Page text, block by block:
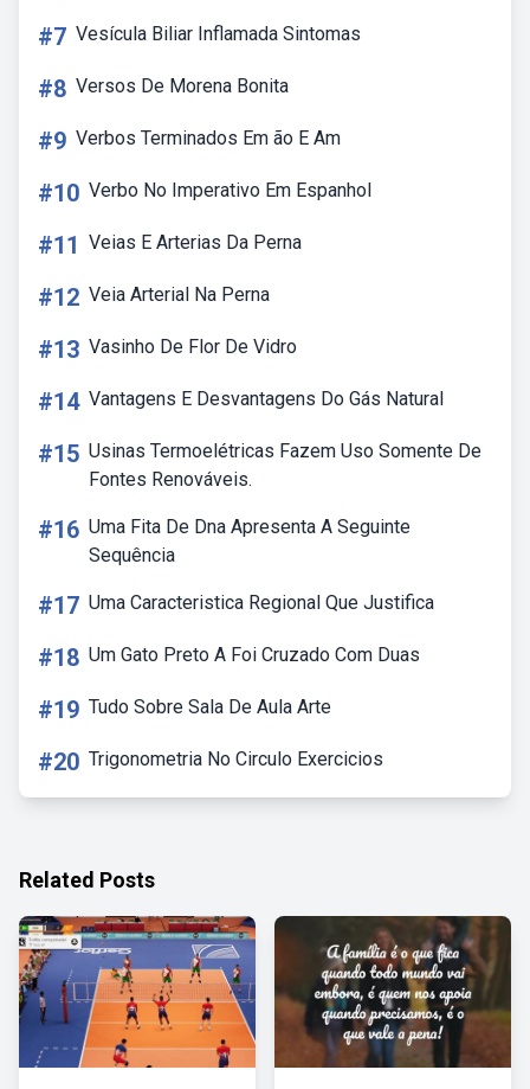
#7 Vesícula Biliar Inflamada Sintomas
#8 Versos De Morena Bonita
#9 Verbos Terminados Em ão E Am
#10 Verbo No Imperativo Em Espanhol
#11 Veias E Arterias Da Perna
#12 Veia Arterial Na Perna
#13 Vasinho De Flor De Vidro
#14 Vantagens E Desvantagens Do Gás Natural
#15 Usinas Termoelétricas Fazem Uso Somente De
Fontes Renováveis.
#16 Uma Fita De Dna Apresenta A Seguinte
Sequência
#17 Uma Caracteristica Regional Que Justifica
#18 Um Gato Preto A Foi Cruzado Com Duas
#19 Tudo Sobre Sala De Aula Arte
#20 Trigonometria No Circulo Exercicios
Related Posts